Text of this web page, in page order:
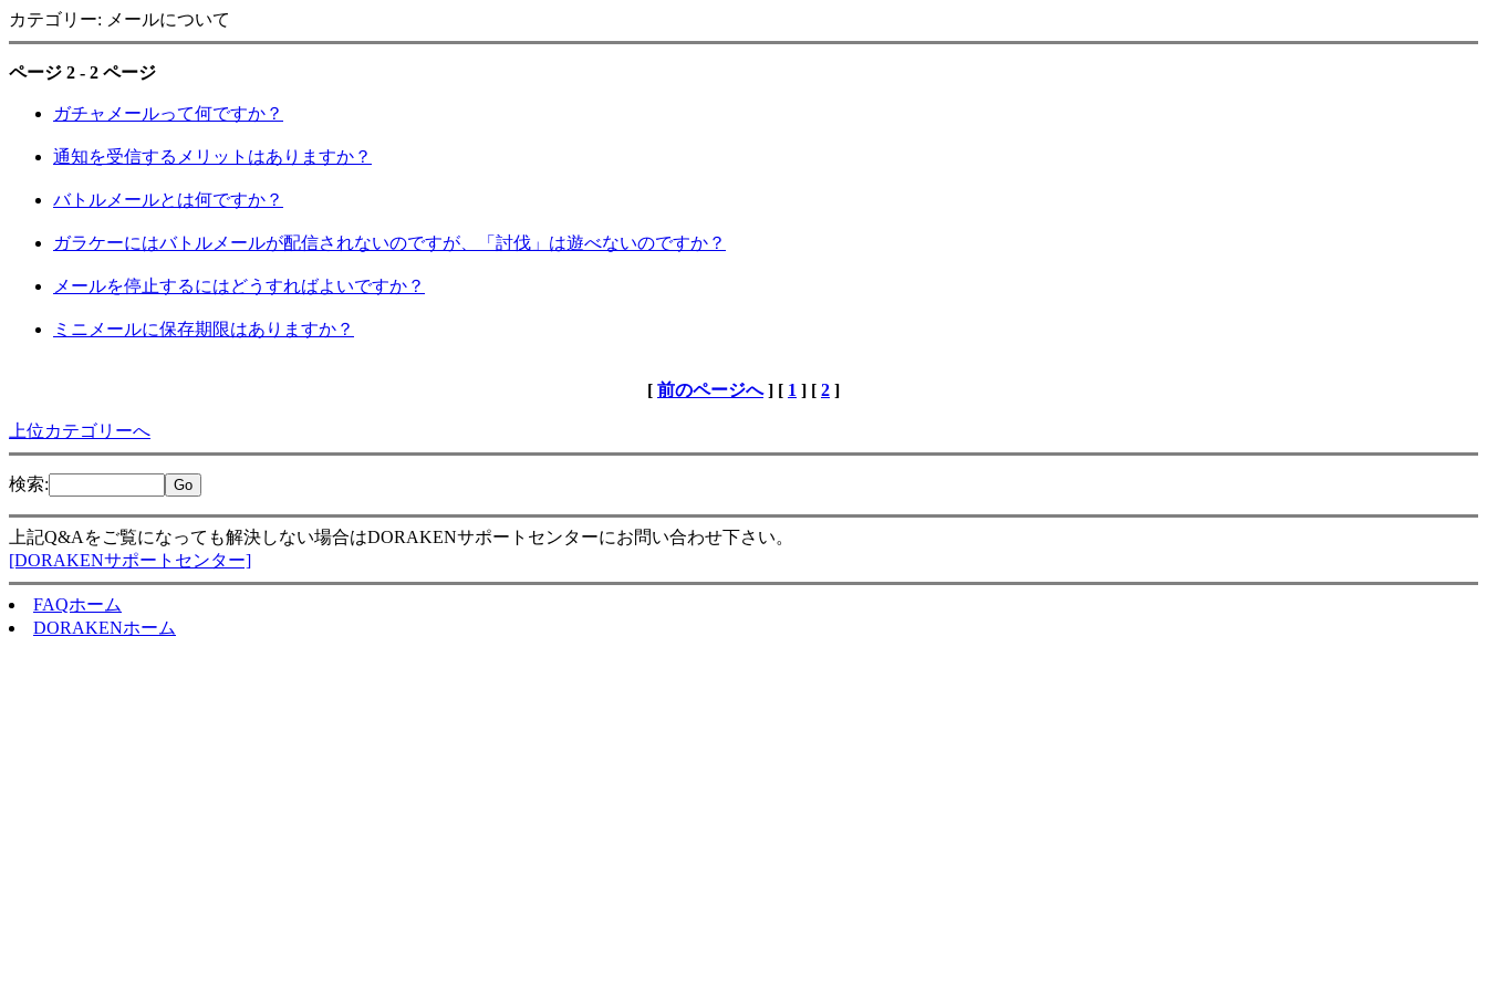
カテゴリー: メールについて
ページ 2 - 2 ページ
ガチャメールって何ですか？
通知を受信するメリットはありますか？
バトルメールとは何ですか？
ガラケーにはバトルメールが配信されないのですが、「討伐」は遊べないのですか？
メールを停止するにはどうすればよいですか？
ミニメールに保存期限はありますか？
[ 前のページへ] [ 1 ] [ 2 ]
上位カテゴリーへ
検索:
上記Q&Aをご覧になっても解決しない場合はDORAKENサポートセンターにお問い合わせ下さい。
[DORAKENサポートセンター]
FAQホーム
DORAKENホーム